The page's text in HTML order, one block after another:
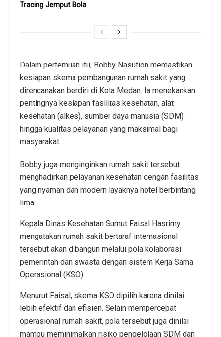
Tracing Jemput Bola
Dalam pertemuan itu, Bobby Nasution memastikan
kesiapan skema pembangunan rumah sakit yang
direncanakan berdiri di Kota Medan. Ia menekankan
pentingnya kesiapan fasilitas kesehatan, alat
kesehatan (alkes), sumber daya manusia (SDM),
hingga kualitas pelayanan yang maksimal bagi
masyarakat.
Bobby juga menginginkan rumah sakit tersebut
menghadirkan pelayanan kesehatan dengan fasilitas
yang nyaman dan modern layaknya hotel berbintang
lima.
Kepala Dinas Kesehatan Sumut Faisal Hasrimy
mengatakan rumah sakit bertaraf internasional
tersebut akan dibangun melalui pola kolaborasi
pemerintah dan swasta dengan sistem Kerja Sama
Operasional (KSO).
Menurut Faisal, skema KSO dipilih karena dinilai
lebih efektif dan efisien. Selain mempercepat
operasional rumah sakit, pola tersebut juga dinilai
mampu meminimalkan risiko pengelolaan SDM dan